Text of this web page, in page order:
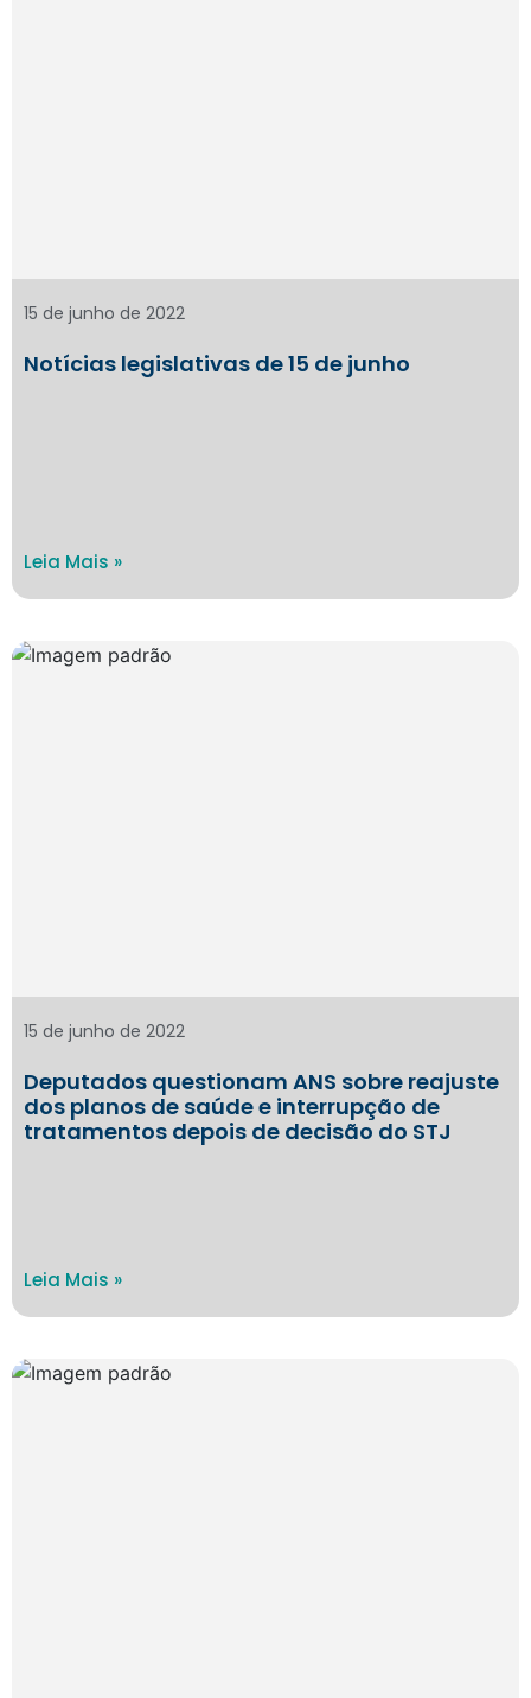
Notícias legislativas de 15 de junho
15 de junho de 2022
Leia Mais »
Deputados questionam ANS sobre reajuste
dos planos de saúde e interrupção de
tratamentos depois de decisão do STJ
15 de junho de 2022
Leia Mais »